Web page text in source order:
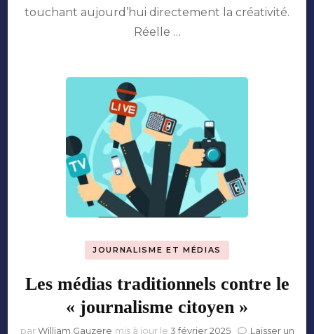
rester
touchant aujourd’hui directement la créativité.
Réelle …
JOURNALISME ET MÉDIAS
Les médias traditionnels contre le
« journalisme citoyen »
parWilliam Gauzere mis à jour le 3 février 2025 Laisser un